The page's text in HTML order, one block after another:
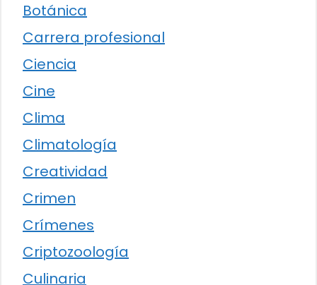
Botánica
Carrera profesional
Ciencia
Cine
Clima
Climatología
Creatividad
Crimen
Crímenes
Criptozoología
Culinaria